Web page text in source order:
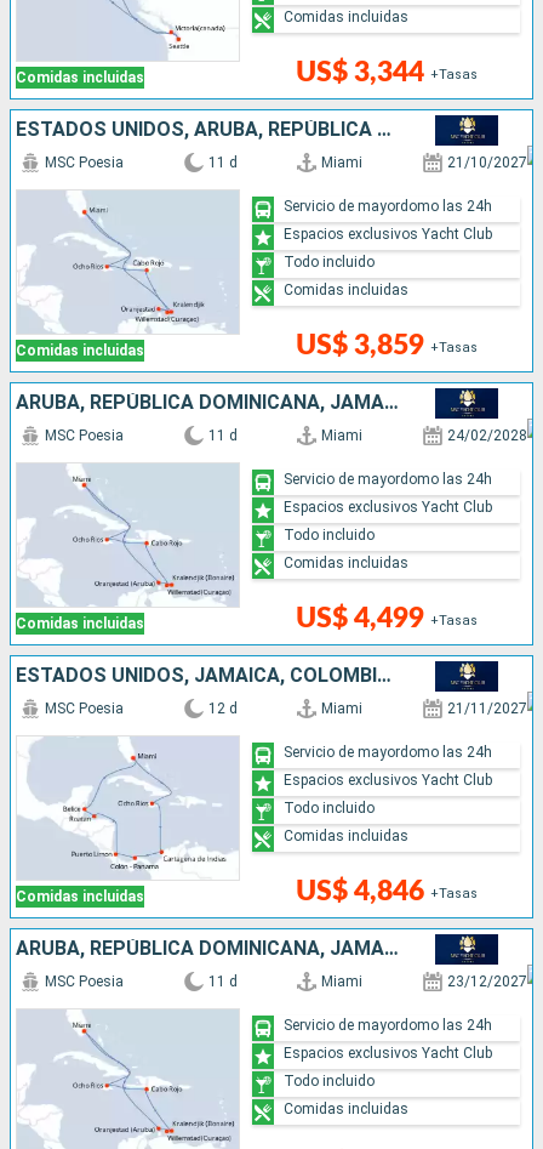
Comidas incluidas US$ 3,344 +Tasas
Comidas incluidas
ESTADOS UNIDOS, ARUBA, REPÚBLICA DOMINICANA, JAMAICA
Comidas incluidas
MSC Poesia 11 d Miami 21/10/2027
US$ 3,859 +Tasas
Servicio de mayordomo las 24h
Espacios exclusivos Yacht Club
Todo incluido
Comidas incluidas
ARUBA, REPÚBLICA DOMINICANA, JAMAICA, ESTADOS UNIDOS
Comidas incluidas
MSC Poesia 11 d Miami 24/02/2028
US$ 4,499 +Tasas
Servicio de mayordomo las 24h
Espacios exclusivos Yacht Club
Todo incluido
Comidas incluidas
ESTADOS UNIDOS, JAMAICA, COLOMBIA, PANAMÁ, COSTA RICA, HONDURAS, BELICE
Comidas incluidas
MSC Poesia 12 d Miami 21/11/2027
US$ 4,846 +Tasas
Servicio de mayordomo las 24h
Espacios exclusivos Yacht Club
Todo incluido
Comidas incluidas
ARUBA, REPÚBLICA DOMINICANA, JAMAICA, ESTADOS UNIDOS
MSC Poesia 11 d Miami 23/12/2027
Servicio de mayordomo las 24h
Espacios exclusivos Yacht Club
Todo incluido
Comidas incluidas